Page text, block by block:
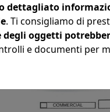
dettagliato
. Ti consigliamo di
oggetti
e documenti per